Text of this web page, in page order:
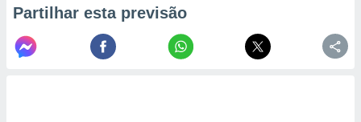
Partilhar esta previsão